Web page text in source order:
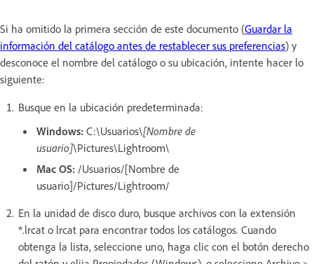
Si ha omitido la primera sección de este documento (Guardar la
información del catálogo antes de restablecer sus preferencias) y
desconoce el nombre del catálogo o su ubicación, intente hacer lo
siguiente:
Busque en la ubicación predeterminada:
Windows: C:\Usuarios\[Nombre de
usuario]\Pictures\Lightroom\
Mac OS: /Usuarios/[Nombre de
usuario]/Pictures/Lightroom/
En la unidad de disco duro, busque archivos con la extensión
*.lrcat o lrcat para encontrar todos los catálogos. Cuando
obtenga la lista, seleccione uno, haga clic con el botón derecho